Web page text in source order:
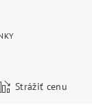
Strážiť cenu